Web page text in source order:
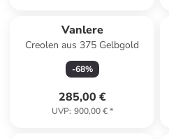
Vanlere
Creolen aus 375 Gelbgold
-68%
285,00 €
UVP: 900,00 €*